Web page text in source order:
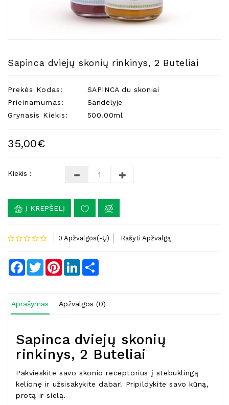
Higienos
Priemonės
Kūdikiams
Reikalai
Sapinca dviejų skonių rinkinys, 2 Buteliai
Prekės Kodas:
SAPINCA du skoniai
Prieinamumas:
Sandėlyje
Grynasis Kiekis:
500.00ml
35,00€
Kiekis :
Į KREPŠELĮ
0 Apžvalgos(-Ų) Rašyti Apžvalgą
Facebook
TwitterPinterestLinkedIn
Aprašymas Apžvalgos (0)
Sapinca dviejų skonių
rinkinys, 2 Buteliai
Pakvieskite savo skonio receptorius į stebuklingą
kelionę ir užsisakykite dabar! Pripildykite savo kūną,
protą ir sielą.